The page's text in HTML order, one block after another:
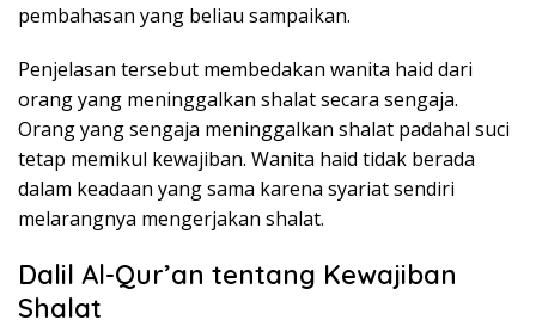
pembahasan yang beliau sampaikan.
Penjelasan tersebut membedakan wanita haid dari
orang yang meninggalkan shalat secara sengaja.
Orang yang sengaja meninggalkan shalat padahal suci
tetap memikul kewajiban. Wanita haid tidak berada
dalam keadaan yang sama karena syariat sendiri
melarangnya mengerjakan shalat.
Dalil Al-Qur’an tentang Kewajiban
Shalat